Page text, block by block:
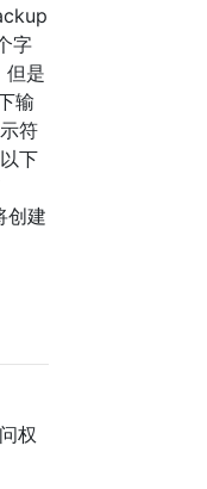
字
但是
输
符
下
创建
权